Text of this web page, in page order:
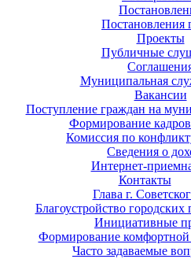
Постановления
Проекты
Публичные
Муниципальная
Вакансии
Поступление граждан на
Формирование
Комиссия по
Сведения о
Интернет-
Контакты
Глава г.
Благоустройство городских
Инициативные
Формирование комфортной
Часто задаваемые